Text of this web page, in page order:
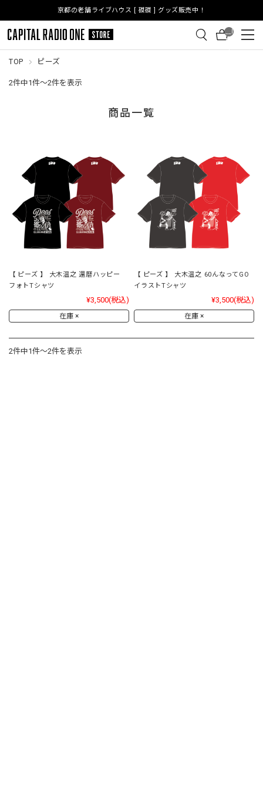
京都の老舗ライブハウス [ 磔磔 ] グッズ販売中！
__I
TM
_C
TOP ピーズ
2件中1件～2件を表示
商品一覧
【 ピーズ 】 大木温之 還暦ハッピー
フォトTシャツ
¥3,500(税込)
在庫 ×
【 ピーズ 】 大木温之 60んなってGO
イラストTシャツ
¥3,500(税込)
在庫 ×
2件中1件～2件を表示